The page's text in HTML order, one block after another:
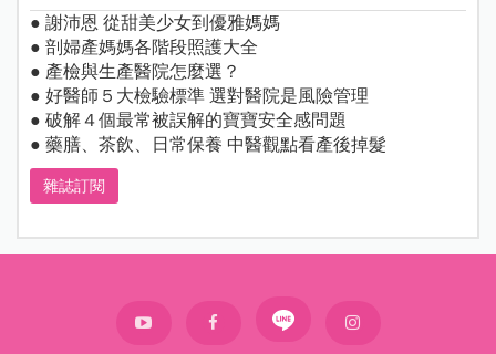
● 謝沛恩 從甜美少女到優雅媽媽
● 剖婦產媽媽各階段照護大全
● 產檢與生產醫院怎麼選？
● 好醫師５大檢驗標準 選對醫院是風險管理
● 破解４個最常被誤解的寶寶安全感問題
● 藥膳、茶飲、日常保養 中醫觀點看產後掉髮
雜誌訂閱